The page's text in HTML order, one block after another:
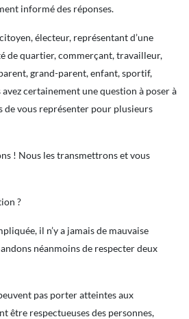
informé des réponses.
électeur, représentant d’une
de quartier, commerçant, travailleur,
grand-parent, enfant, sportif,
certainement une question à poser à
de vous représenter pour plusieurs
! Nous les transmettrons et vous
?
il n’y a jamais de mauvaise
néanmoins de respecter deux
pas porter atteintes aux
être respectueuses des personnes,